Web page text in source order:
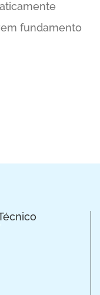
fundamento